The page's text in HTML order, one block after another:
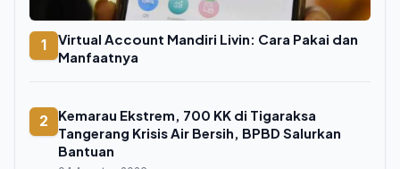
1
Virtual Account Mandiri Livin: Cara Pakai dan
Manfaatnya
2
Kemarau Ekstrem, 700 KK di Tigaraksa
Tangerang Krisis Air Bersih, BPBD Salurkan
Bantuan